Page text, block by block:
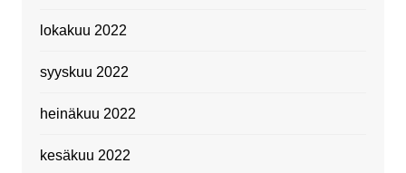
lokakuu 2022
syyskuu 2022
heinäkuu 2022
kesäkuu 2022